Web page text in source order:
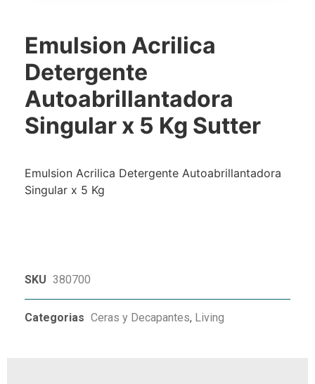
Emulsion Acrilica
Detergente
Autoabrillantadora
Singular x 5 Kg Sutter
Emulsion Acrilica Detergente Autoabrillantadora
Singular x 5 Kg
SKU 380700
Categorias Ceras y Decapantes, Living